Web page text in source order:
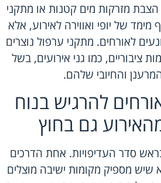
הצבת מזרקות מים קטנות או מתקני
של יופי ואווירה לאירוע, אלא
לאורחים. מתקני ערפול נוצרים
ציבוריים, כמו גני אירועים, בשל
והחיובי שלהם.
להרגיש בנוח
גם בחוץ
סדר העדיפויות. אחת הדרכים
שיש מספיק מקומות ישיבה מוצלים